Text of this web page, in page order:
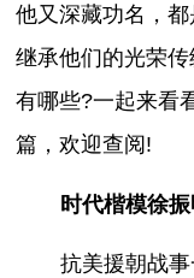
他又深藏功名，
继承他们的光荣
有哪些?一起来看
篇，欢迎查阅!
时代楷模徐
抗美援朝战